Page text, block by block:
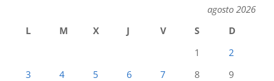
agosto 2026
L
M X J V S
D
1
2
3
4 5 6 7 8
9